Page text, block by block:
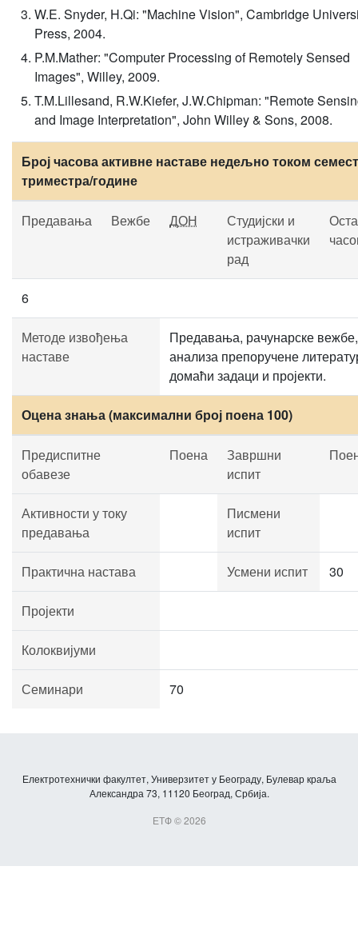
W.E. Snyder, H.Qi: "Machine Vision", Cambridge
Press, 2004.
P.M.Mather: "Computer Processing of Remotely Sensed
Images", Willey, 2009.
T.M.Lillesand, R.W.Kiefer, J.W.Chipman: "Remote
and Image Interpretation", John Willey & Sons, 2008.
Број часова активне наставе недељно током
триместра/године
Предавања Вежбе ДОН
Студијски и
истраживачки
рад
6
Методе извођења
наставе
Предавања, рачунарске вежбе,
анализа препоручене
домаћи задаци и пројекти.
Оцена знања (максимални број поена 100)
Предиспитне
обавезе
Поена
Завршни
испит
Активности у току
предавања
Писмени
испит
Практична настава Усмени испит 30
Пројекти
Колоквијуми
Семинари 70
Електротехнички факултет, Универзитет у Београду, Булевар краља
Александра 73, 11120 Београд, Србија.
ЕТФ © 2026